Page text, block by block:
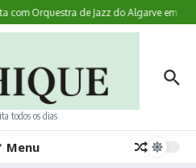
Orquestra de Jazz do Algarve em
todos os dias
Menu